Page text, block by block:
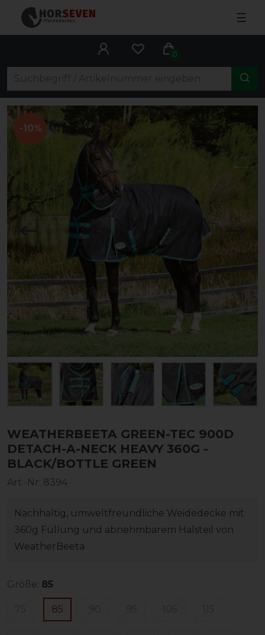
☰
0
-10%
WEATHERBEETA GREEN-TEC 900D
DETACH-A-NECK HEAVY 360G -
BLACK/BOTTLE GREEN
Art.-Nr: 8394
Nachhaltig, umweltfreundliche Weidedecke mit
360g Füllung und abnehmbarem Halsteil von
WeatherBeeta
Größe: 85
85